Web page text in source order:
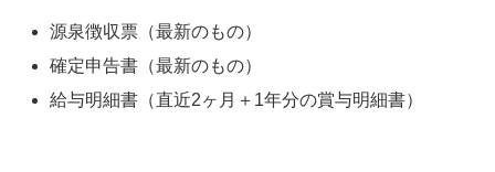
源泉徴収票（最新のもの）
確定申告書（最新のもの）
給与明細書（直近2ヶ月＋1年分の賞与明細書）